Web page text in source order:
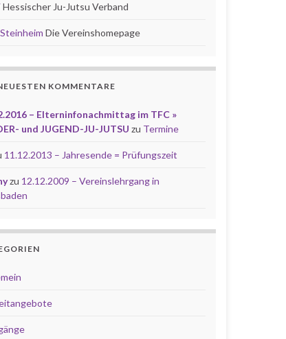
Hessischer Ju-Jutsu Verband
Die Vereinshomepage
KOMMENTARE
– Elterninfonachmittag im TFC »
und JUGEND-JU-JUTSU zu Termine
11.12.2013 – Jahresende = Prüfungszeit
zu 12.12.2009 – Vereinslehrgang in